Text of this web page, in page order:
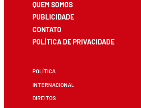
QUEM SOMOS
PUBLICIDADE
CONTATO
POLÍTICA DE PRIVACIDADE
POLÍTICA
INTERNACIONAL
DIREITOS